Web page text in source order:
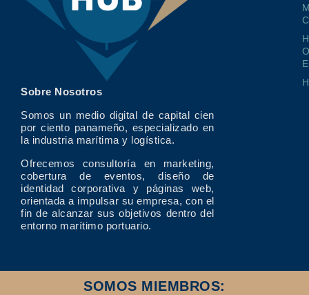
Sobre Nosotros
Somos un medio digital de capital cien
por ciento panameño, especializado en
la industria marítima y logística.
Ofrecemos consultoría en marketing,
cobertura de eventos, diseño de
identidad corporativa y páginas web,
orientada a impulsar su empresa, con el
fin de alcanzar sus objetivos dentro del
entorno marítimo portuario.
SOMOS MIEMBROS: